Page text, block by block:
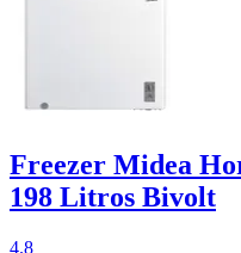
Freezer Midea
198 Litros Bivolt
4.8